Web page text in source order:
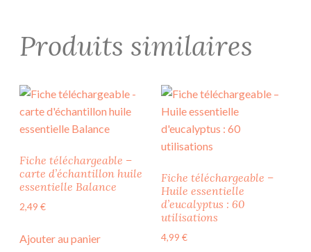
Produits similaires
Fiche téléchargeable –
carte d’échantillon huile
essentielle Balance
2,49 €
Ajouter au panier
Fiche téléchargeable –
Huile essentielle
d’eucalyptus : 60
utilisations
4,99 €